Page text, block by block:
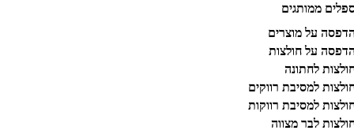
ממותגים
על מוצרים
על חולצות
לחתונה
למסיבת רווקים
למסיבת רווקות
לבר מצווה